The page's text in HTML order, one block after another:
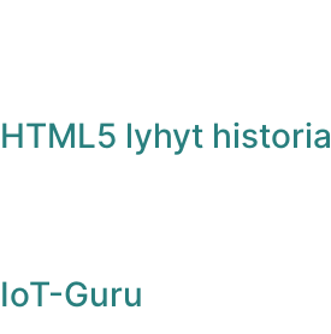
HTML5 lyhyt historia
IoT-Guru